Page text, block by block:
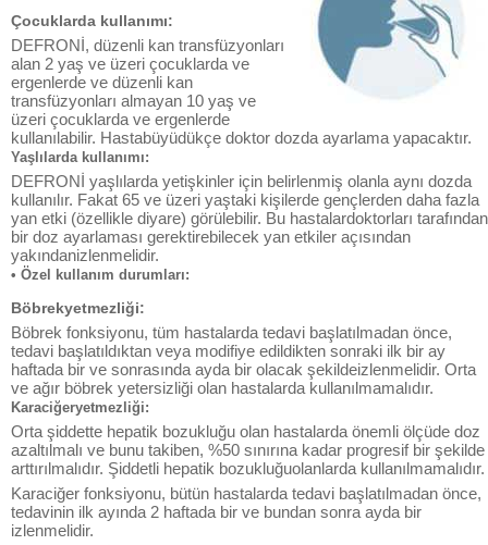
Çocuklarda kullanımı:
DEFRONİ, düzenli kan transfüzyonları
alan 2 yaş ve üzeri çocuklarda ve
ergenlerde ve düzenli kan
transfüzyonları almayan 10 yaş ve
üzeri çocuklarda ve ergenlerde
kullanılabilir. Hastabüyüdükçe doktor dozda ayarlama yapacaktır.
Yaşlılarda kullanımı:
DEFRONİ yaşlılarda yetişkinler için belirlenmiş olanla aynı dozda
kullanılır. Fakat 65 ve üzeri yaştaki kişilerde gençlerden daha fazla
yan etki (özellikle diyare) görülebilir. Bu hastalardoktorları tarafından
bir doz ayarlaması gerektirebilecek yan etkiler açısından
yakındanizlenmelidir.
• Özel kullanım durumları:
Böbrekyetmezliği:
Böbrek fonksiyonu, tüm hastalarda tedavi başlatılmadan önce,
tedavi başlatıldıktan veya modifiye edildikten sonraki ilk bir ay
haftada bir ve sonrasında ayda bir olacak şekildeizlenmelidir. Orta
ve ağır böbrek yetersizliği olan hastalarda kullanılmamalıdır.
Karaciğeryetmezliği:
Orta şiddette hepatik bozukluğu olan hastalarda önemli ölçüde doz
azaltılmalı ve bunu takiben, %50 sınırına kadar progresif bir şekilde
arttırılmalıdır. Şiddetli hepatik bozukluğuolanlarda kullanılmamalıdır.
Karaciğer fonksiyonu, bütün hastalarda tedavi başlatılmadan önce,
tedavinin ilk ayında 2 haftada bir ve bundan sonra ayda bir
izlenmelidir.